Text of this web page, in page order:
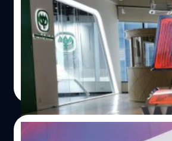
บริษัทมหาชน ทรู​ คอร์ปอเรชั่น​ ​ผู้นำเ
คลื่นความถี่​ เร็วแรง​ และครอบคลุมทุ
True5G WorldTechX มิติใหม่แห่งน
ประเทศให้ก้าวล้ำไปอีกขั้น​ ขับเคลื่อ
โลกนิทรรศการโลกเสมือนจริงสุดไฮ
คุณณัฐวุฒิ อมรวิวัฒน์ กรรมการผู้จัด
รุกคืบอัจฉริยภาพเครือข่ายไปอีกขั้น
เครือค่าย 5G ในประเทศ ที่ครบถ้วน
2600 MHz, 700 MHz, และความคลื่
สิราวิชญ์ จิราวราเกียรติ| 1968 days ago
Read More
08/03/2021